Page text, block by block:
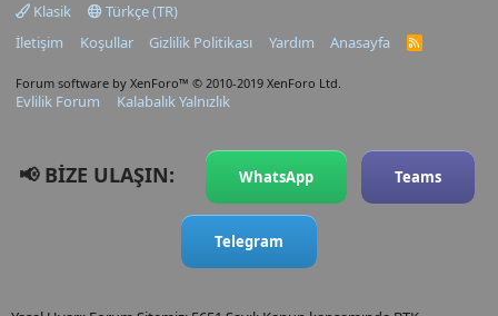
Klasik
Türkçe (TR)
İletişim
Koşullar Gizlilik Politikası Yardım Anasayfa
R
Forum software by XenForo™ © 2010-2019 XenForo Ltd.
Evlilik Forum Kalabalık Yalnızlık
📢 BİZE ULAŞIN: WhatsApp Teams
Telegram